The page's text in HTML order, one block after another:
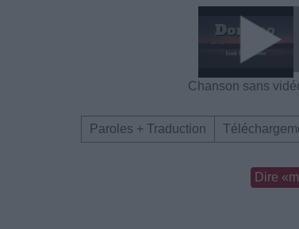
Chanson sans
Paroles + Traduction
Dire